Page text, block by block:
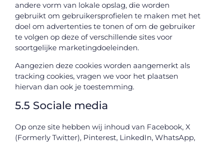
andere vorm van lokale opslag, die worden
gebruikt om gebruikersprofielen te maken met het
doel om advertenties te tonen of om de gebruiker
te volgen op deze of verschillende sites voor
soortgelijke marketingdoeleinden.
Aangezien deze cookies worden aangemerkt als
tracking cookies, vragen we voor het plaatsen
hiervan dan ook je toestemming.
5.5 Sociale media
Op onze site hebben wij inhoud van Facebook, X
(Formerly Twitter), Pinterest, LinkedIn, WhatsApp,